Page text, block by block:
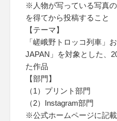
※人物が写っている写真
を得てから投稿すること
【テーマ】
「嵯峨野トロッコ列車」
JAPAN」を対象とした、
た作品
【部門】
（1）プリント部門
（2）Instagram部門
※公式ホームページに記載